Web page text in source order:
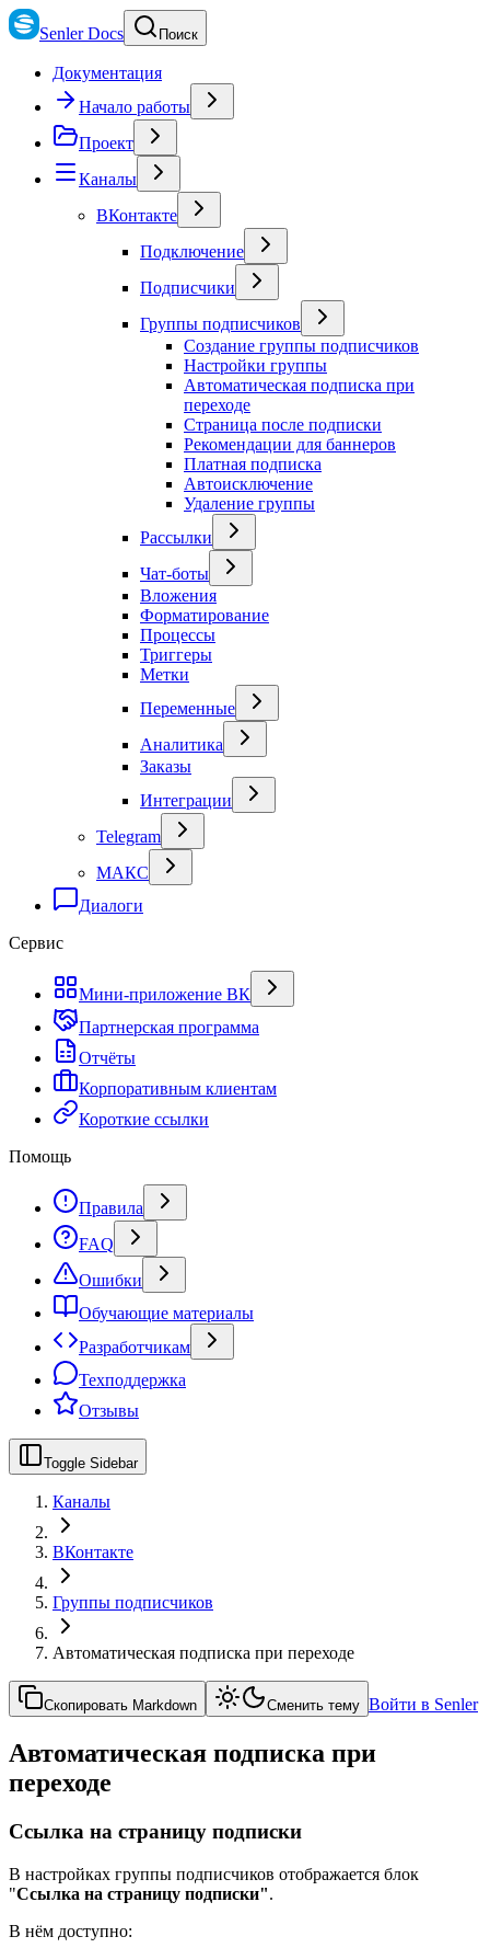
Senler Docs Поиск
Документация
Начало работы
Проект
Каналы
ВКонтакте
Подключение
Подписчики
Группы подписчиков
Создание группы подписчиков
Настройки группы
Автоматическая подписка при
переходе
Страница после подписки
Рекомендации для баннеров
Платная подписка
Автоисключение
Удаление группы
Рассылки
Чат-боты
Вложения
Форматирование
Процессы
Триггеры
Метки
Переменные
Аналитика
Заказы
Интеграции
Telegram
МАКС
Диалоги
Сервис
Мини-приложение ВК
Партнерская программа
Отчёты
Корпоративным клиентам
Короткие ссылки
Помощь
Правила
FAQ
Ошибки
Обучающие материалы
Разработчикам
Техподдержка
Отзывы
Toggle Sidebar
Каналы
ВКонтакте
Группы подписчиков
Автоматическая подписка при переходе
Скопировать Markdown Сменить тему Войти в Senler
Автоматическая подписка при
переходе
Ссылка на страницу подписки
В настройках группы подписчиков отображается блок
"Ссылка на страницу подписки".
В нём доступно: